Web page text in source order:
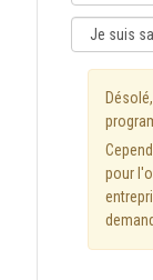
pour